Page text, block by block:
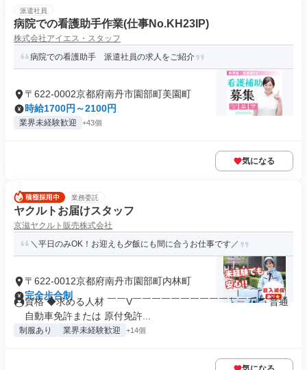
派遣社員
病院での看護助手作業(仕事No.KH23IP)
株式会社アイエス・スタッフ
病院での看護助手 派遣社員の求人をご紹介
〒622-0002京都府南丹市園部町美園町
時給1700円～2100円
業界未経験歓迎 +43個
気になる
業務委託
ヤクルトお届けスタッフ
京滋ヤクルト販売株式会社
＼平日のみOK！お迎えも夕飯にも間に合うお仕事です／
〒622-0012京都府南丹市園部町内林町
完全歩合制
資格 ◆求める人材 ￣￣V￣￣￣￣￣￣￣￣￣￣￣￣￣￣ 普通
自動車免許または 原付免許...
制服あり 業界未経験歓迎 +14個